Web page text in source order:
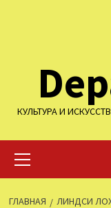
КУЛЬТУРА И
меню
ГЛАВНАЯ ЛИНДСИ